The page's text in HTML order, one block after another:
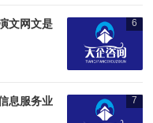
6
文网文是
7
息服务业